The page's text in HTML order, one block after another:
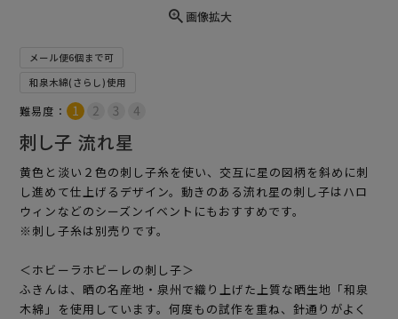
画像拡大
メール便6個まで可
和泉木綿(さらし)使用
難易度：
刺し子 流れ星
黄色と淡い２色の刺し子糸を使い、交互に星の図柄を斜めに刺
し進めて仕上げるデザイン。動きのある流れ星の刺し子はハロ
ウィンなどのシーズンイベントにもおすすめです。
※刺し子糸は別売りです。
＜ホビーラホビーレの刺し子＞
ふきんは、晒の名産地・泉州で織り上げた上質な晒生地「和泉
木綿」を使用しています。何度もの試作を重ね、針通りがよく